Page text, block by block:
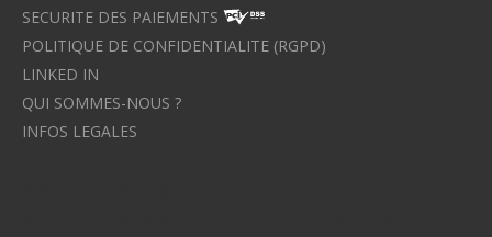
SECURITE DES PAIEMENTS
POLITIQUE DE CONFIDENTIALITE (RGPD)
LINKED IN
QUI SOMMES-NOUS ?
INFOS LEGALES